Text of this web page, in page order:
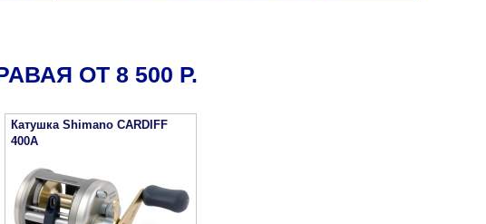
ОТ 8 500 Р.
Катушка Shimano CARDIFF
400A